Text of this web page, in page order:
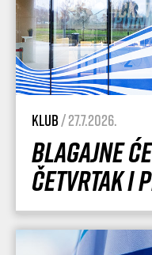
Klub/ 27.7.2026.
Blagajne
četvrtak i